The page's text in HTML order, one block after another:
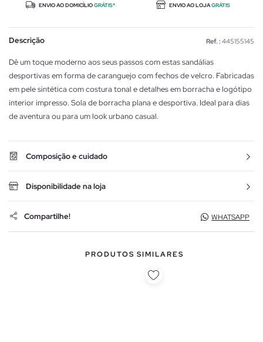
ENVIO AO DOMICÍLIOGRÁTIS* ENVIO AO LOJAGRÁTIS
Descrição Ref. : 445155145
Dê um toque moderno aos seus passos com estas sandálias
desportivas em forma de caranguejo com fechos de velcro. Fabricadas
em pele sintética com costura tonal e detalhes em borracha e logótipo
interior impresso. Sola de borracha plana e desportiva. Ideal para dias
de aventura ou para um look urbano casual.
Composição e cuidado
Disponibilidade na loja
Compartilhe! WHATSAPP
PRODUTOS SIMILARES